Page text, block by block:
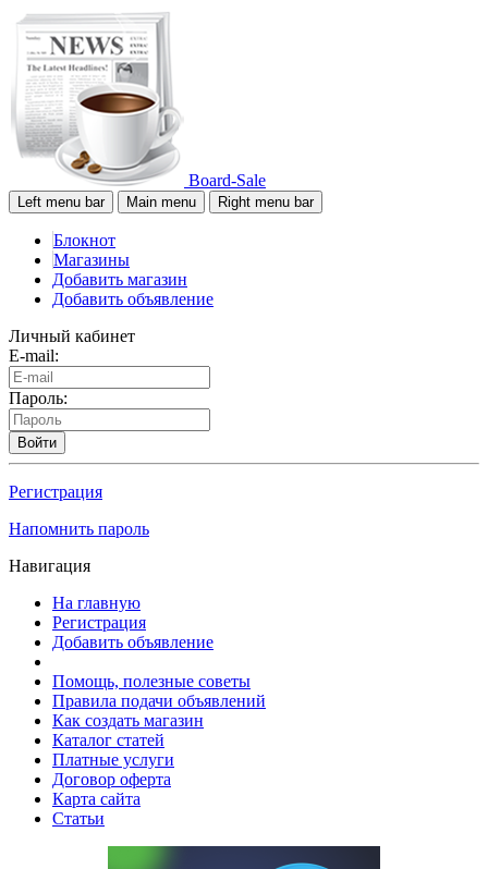
Board-Sale
Left menu bar Main menu Right menu bar
Блокнот
Магазины
Добавить магазин
Добавить объявление
Личный кабинет
E-mail:
Пароль:
Войти
Регистрация
Напомнить пароль
Навигация
На главную
Регистрация
Добавить объявление
Помощь, полезные советы
Правила подачи объявлений
Как создать магазин
Каталог статей
Платные услуги
Договор оферта
Карта сайта
Статьи